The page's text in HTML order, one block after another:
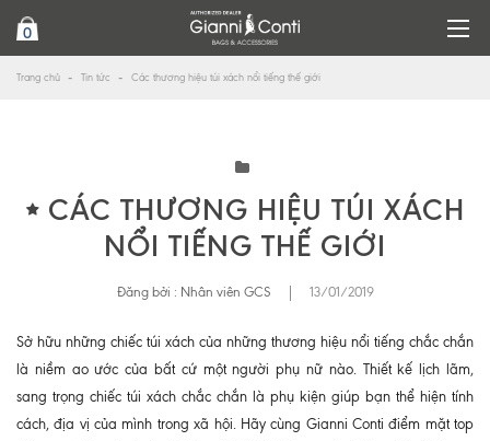
0
Trang chủ Tin tức Các thương hiệu túi xách nổi tiếng thế giới
CÁC THƯƠNG HIỆU TÚI XÁCH
NỔI TIẾNG THẾ GIỚI
Đăng bởi : Nhân viên GCS 13/01/2019
Sở hữu những chiếc túi xách của những thương hiệu nổi tiếng chắc chắn
là niềm ao ước của bất cứ một người phụ nữ nào. Thiết kế lịch lãm,
sang trọng chiếc túi xách chắc chắn là phụ kiện giúp bạn thể hiện tính
cách, địa vị của mình trong xã hội. Hãy cùng Gianni Conti điểm mặt top